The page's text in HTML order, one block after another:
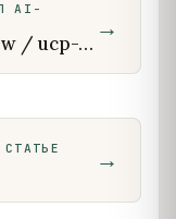
AI-
ucp-ddd-tactical-review / ucp-ddd-tactical-design / ucp-py-ddd-tactical-review / ucp-py-ddd-tactical-design
→
→